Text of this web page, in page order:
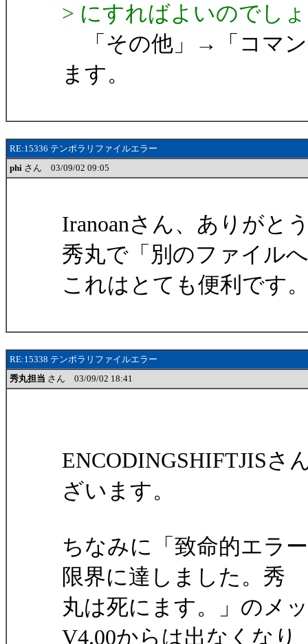
> にすればよいのでし
「その他」→「コマ
ます。
RE:15336 テンポラリファイルエラー
phi さん 03/09/02 09:05
Iranoanさん、ありがと
秀丸で「別のファイル
これはとても便利です
RE:15338 テンポラリファイルエラー
秀丸担当 さん 03/09/02 18:41
ENCODINGSHIFTJISさ
ざいます。
ちなみに「致命的エラ
限界に達しました。秀
丸は死にます。」のメ
V4.00からは出なくなり